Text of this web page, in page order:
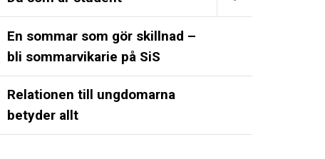
En sommar som gör skillnad –
bli sommarvikarie på SiS
Relationen till ungdomarna
betyder allt